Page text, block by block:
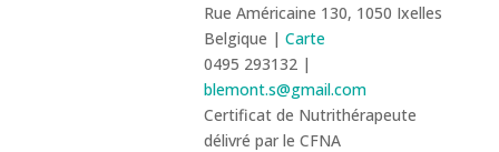
Rue Américaine 130, 1050 Ixelles
Belgique | Carte
0495 293132 |
blemont.s@gmail.com
Certificat de Nutrithérapeute
délivré par le CFNA